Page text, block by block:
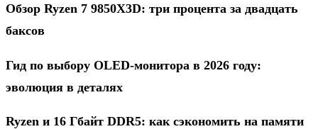
Обзор Ryzen 7 9850X3D: три процента за двадцать
баксов
Гид по выбору OLED-монитора в 2026 году:
эволюция в деталях
Ryzen и 16 Гбайт DDR5: как сэкономить на памяти